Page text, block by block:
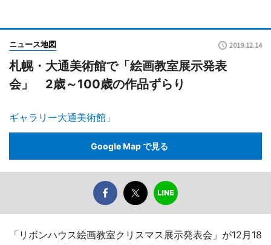
ニュース地図 2019.12.14
札幌・大通美術館で「絵画教室展示発表
会」 2歳～100歳の作品ずらり
ギャラリー大通美術館」
Google Map で見る
「リボンハウス絵画教室クリスマス展示発表会」が12月18